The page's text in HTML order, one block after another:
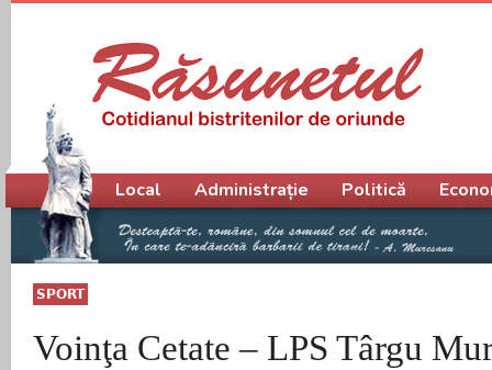
SPORT
Voinţa Cetate – LPS Târgu
Meniu principal
Local Administrație Politică